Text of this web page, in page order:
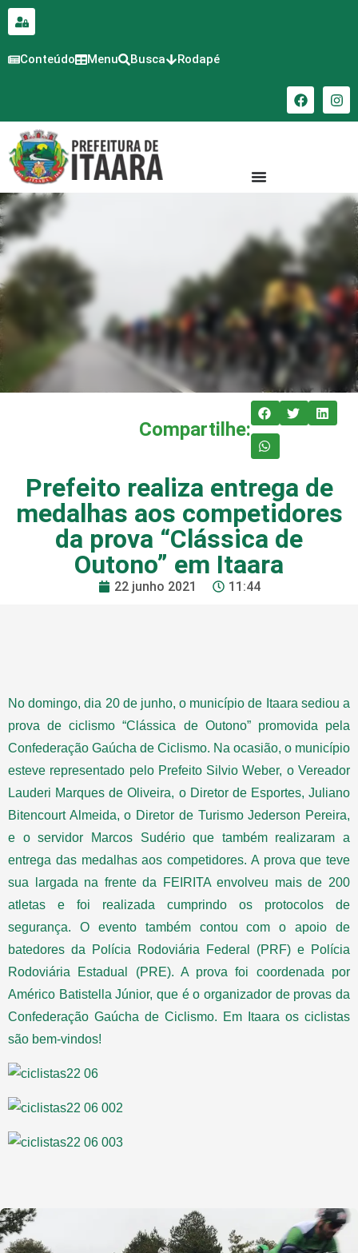
conteúdo
Conteúdo Menu Busca Rodapé
Compartilhe:
Prefeito realiza entrega de
medalhas aos competidores
da prova “Clássica de
Outono” em Itaara
22 junho 2021 11:44
No domingo, dia 20 de junho, o município de Itaara sediou a
prova de ciclismo “Clássica de Outono” promovida pela
Confederação Gaúcha de Ciclismo. Na ocasião, o município
esteve representado pelo Prefeito Silvio Weber, o Vereador
Lauderi Marques de Oliveira, o Diretor de Esportes, Juliano
Bitencourt Almeida, o Diretor de Turismo Jederson Pereira,
e o servidor Marcos Sudério que também realizaram a
entrega das medalhas aos competidores. A prova que teve
sua largada na frente da FEIRITA envolveu mais de 200
atletas e foi realizada cumprindo os protocolos de
segurança. O evento também contou com o apoio de
batedores da Polícia Rodoviária Federal (PRF) e Polícia
Rodoviária Estadual (PRE). A prova foi coordenada por
Américo Batistella Júnior, que é o organizador de provas da
Confederação Gaúcha de Ciclismo. Em Itaara os ciclistas
são bem-vindos!